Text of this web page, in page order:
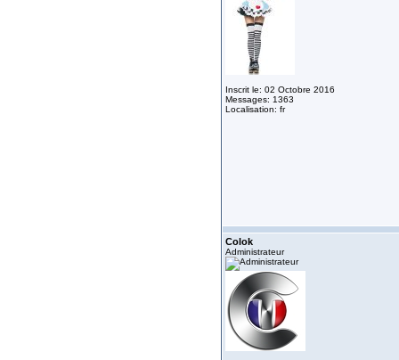
Inscrit le: 02 Octobre 2016
Messages: 1363
Localisation: fr
Colok
Administrateur